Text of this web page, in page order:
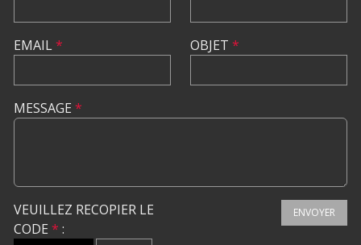
EMAIL* OBJET *
MESSAGE *
VEUILLEZ RECOPIER LE
CODE * :
ENVOYER